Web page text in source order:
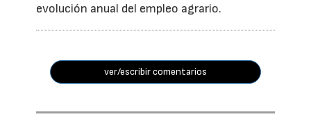
evolución anual del empleo agrario.
ver/escribir comentarios